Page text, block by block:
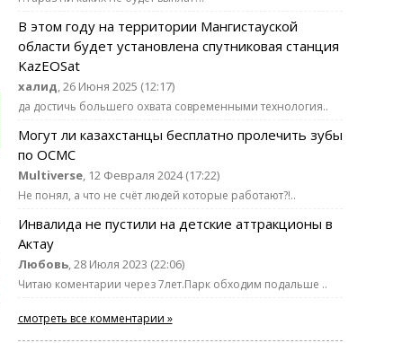
В этом году на территории Мангистауской
области будет установлена спутниковая станция
KazEOSat
халид, 26 Июня 2025 (12:17)
да достичь большего охвата современными технология..
Могут ли казахстанцы бесплатно пролечить зубы
по ОСМС
Multiverse, 12 Февраля 2024 (17:22)
Не понял, а что не счёт людей которые работают?!..
Инвалида не пустили на детские аттракционы в
Актау
Любовь, 28 Июля 2023 (22:06)
Читаю коментарии через 7лет.Парк обходим подальше ..
смотреть все комментарии »